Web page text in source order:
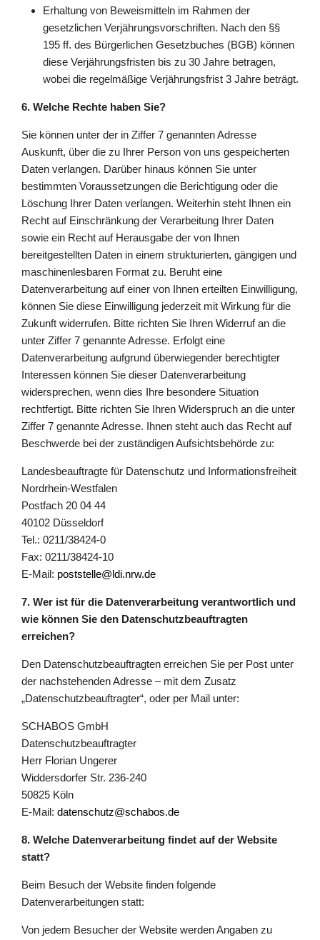
Erhaltung von Beweismitteln im Rahmen der
gesetzlichen Verjährungsvorschriften. Nach den §§
195 ff. des Bürgerlichen Gesetzbuches (BGB) können
diese Verjährungsfristen bis zu 30 Jahre betragen,
wobei die regelmäßige Verjährungsfrist 3 Jahre beträgt.
6. Welche Rechte haben Sie?
Sie können unter der in Ziffer 7 genannten Adresse
Auskunft, über die zu Ihrer Person von uns gespeicherten
Daten verlangen. Darüber hinaus können Sie unter
bestimmten Voraussetzungen die Berichtigung oder die
Löschung Ihrer Daten verlangen. Weiterhin steht Ihnen ein
Recht auf Einschränkung der Verarbeitung Ihrer Daten
sowie ein Recht auf Herausgabe der von Ihnen
bereitgestellten Daten in einem strukturierten, gängigen und
maschinenlesbaren Format zu. Beruht eine
Datenverarbeitung auf einer von Ihnen erteilten Einwilligung,
können Sie diese Einwilligung jederzeit mit Wirkung für die
Zukunft widerrufen. Bitte richten Sie Ihren Widerruf an die
unter Ziffer 7 genannte Adresse. Erfolgt eine
Datenverarbeitung aufgrund überwiegender berechtigter
Interessen können Sie dieser Datenverarbeitung
widersprechen, wenn dies Ihre besondere Situation
rechtfertigt. Bitte richten Sie Ihren Widerspruch an die unter
Ziffer 7 genannte Adresse. Ihnen steht auch das Recht auf
Beschwerde bei der zuständigen Aufsichtsbehörde zu:
Landesbeauftragte für Datenschutz und Informationsfreiheit
Nordrhein-Westfalen
Postfach 20 04 44
40102 Düsseldorf
Tel.: 0211/38424-0
Fax: 0211/38424-10
E-Mail: poststelle@ldi.nrw.de
7. Wer ist für die Datenverarbeitung verantwortlich und
wie können Sie den Datenschutzbeauftragten
erreichen?
Den Datenschutzbeauftragten erreichen Sie per Post unter
der nachstehenden Adresse – mit dem Zusatz
„Datenschutzbeauftragter“, oder per Mail unter:
SCHABOS GmbH
Datenschutzbeauftragter
Herr Florian Ungerer
Widdersdorfer Str. 236-240
50825 Köln
E-Mail: datenschutz@schabos.de
8. Welche Datenverarbeitung findet auf der Website
statt?
Beim Besuch der Website finden folgende
Datenverarbeitungen statt:
Von jedem Besucher der Website werden Angaben zu